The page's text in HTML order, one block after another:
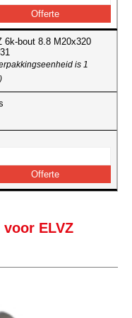
6k-bout 8.8 M20x320
is 1
ELVZ